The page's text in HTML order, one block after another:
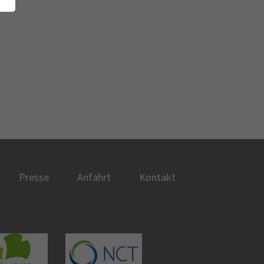
Presse Anfahrt Kontakt